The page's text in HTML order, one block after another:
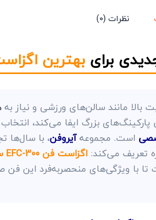
نظرات (0)
برای بهترین
مانند سالن‌های ورزشی و نیاز به
بزرگ ایفا می‌کند،
است. مجموعهآیروفن، با سال‌ها
تعریف می‌کند: اگزاست فن EFC-300 سری A+
با ویژگی‌های منحصربه‌فرد این فن